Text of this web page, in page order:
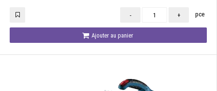
- + pce
Ajouter au panier